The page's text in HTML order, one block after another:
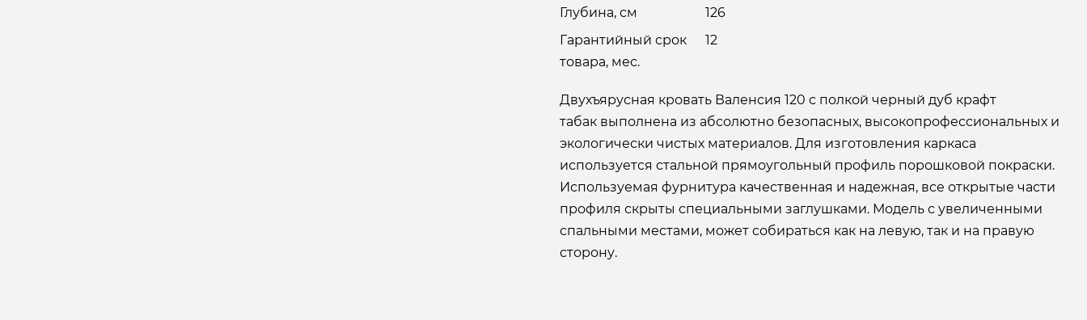
Глубина, см
126
Гарантийный срок
товара, мес.
12
Двухъярусная кровать Валенсия 120 с полкой черный дуб крафт
табак выполнена из абсолютно безопасных, высокопрофессиональных и
экологически чистых материалов. Для изготовления каркаса
используется стальной прямоугольный профиль порошковой покраски.
Используемая фурнитура качественная и надежная, все открытые части
профиля скрыты специальными заглушками. Модель с увеличенными
спальными местами, может собираться как на левую, так и на правую
сторону.